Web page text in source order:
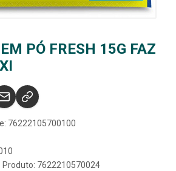
PÓ FRESH 15G FAZ
76222105700100
Produto: 7622210570024